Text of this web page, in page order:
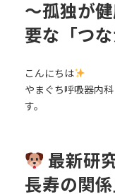
〜孤独が
要な「つ
こんにちは
やまぐち呼吸器内
す。
最新研
長寿の関係